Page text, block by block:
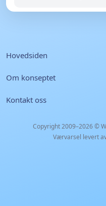
Hovedsiden
Om konseptet
Kontakt oss
Copyright 2009–2026 ©
Værvarsel levert